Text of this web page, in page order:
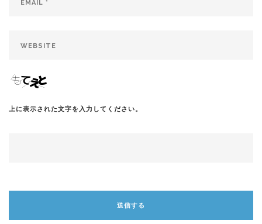
上に表示された文字を入力してください。